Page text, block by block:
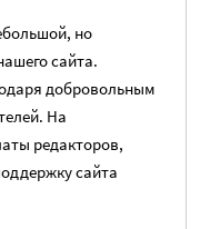
но
сайта.
добровольным
На
редакторов,
сайта